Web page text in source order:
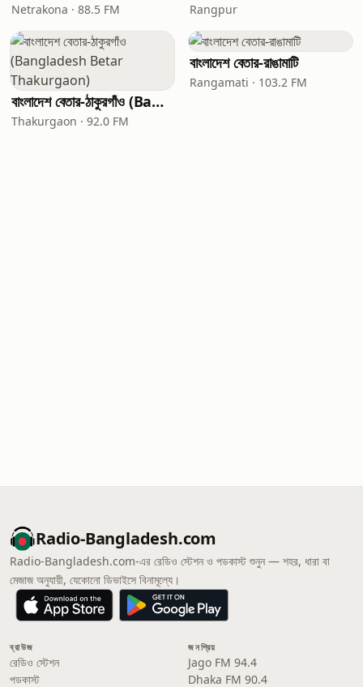
Netrakona · 88.5 FM Rangpur
বাংলাদেশ বেতার-ঠাকুরগাঁও (Bangladesh Betar Thakurgaon)
Thakurgaon · 92.0 FM
বাংলাদেশ বেতার-রাঙামাটি
Rangamati · 103.2 FM
Radio-Bangladesh.com
Radio-Bangladesh.com-এর রেডিও স্টেশন ও পডকাস্ট শুনুন — শহর, ধারা বা
মেজাজ অনুযায়ী, যেকোনো ডিভাইসে বিনামূল্যে।
ব্রাউজ
রেডিও স্টেশন
পডকাস্ট
জনপ্রিয়
Jago FM 94.4
Dhaka FM 90.4